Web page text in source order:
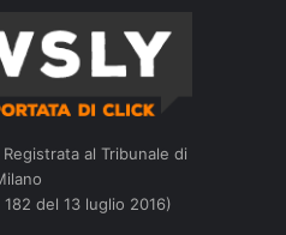
al Tribunale di
del 13 luglio 2016)